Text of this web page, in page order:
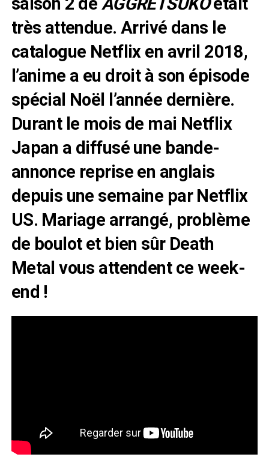
très attendue. Arrivé dans le
catalogue Netflix en avril 2018,
l’anime a eu droit à son épisode
spécial Noël l’année dernière.
Durant le mois de mai Netflix
Japan a diffusé une bande-
annonce reprise en anglais
depuis une semaine par Netflix
US. Mariage arrangé, problème
de boulot et bien sûr Death
Metal vous attendent ce week-
end !